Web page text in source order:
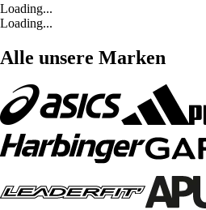
Loading...
Loading...
Alle unsere Marken